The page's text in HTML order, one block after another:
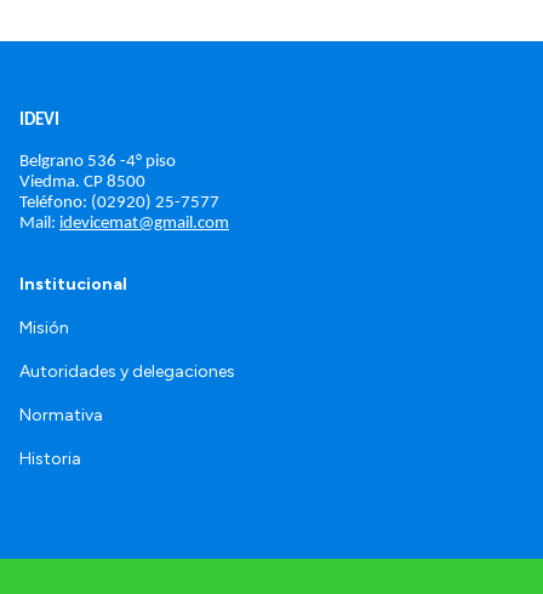
IDEVI
Belgrano 536 -4° piso
Viedma. CP 8500
Teléfono: (02920) 25-7577
Mail: idevicemat@gmail.com
Institucional
Misión
Autoridades y delegaciones
Normativa
Historia